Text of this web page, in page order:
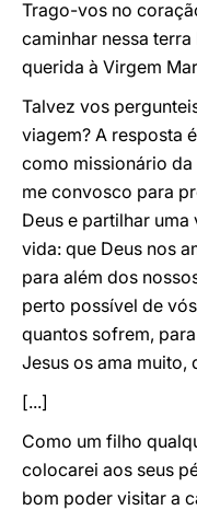
Trago-vos no
caminhar nessa
querida à Virgem
Talvez vos
viagem? A resposta
como missionário
me convosco para
Deus e partilhar
vida: que Deus nos
para além dos
perto possível de
quantos sofrem,
Jesus os ama muito,
[...]
Como um filho
colocarei aos seus
bom poder visitar a